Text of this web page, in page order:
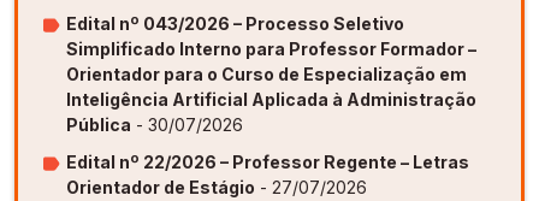
Edital nº 043/2026 – Processo Seletivo
Simplificado Interno para Professor Formador –
Orientador para o Curso de Especialização em
Inteligência Artificial Aplicada à Administração
Pública - 30/07/2026
Edital nº 22/2026 – Professor Regente – Letras
Orientador de Estágio - 27/07/2026